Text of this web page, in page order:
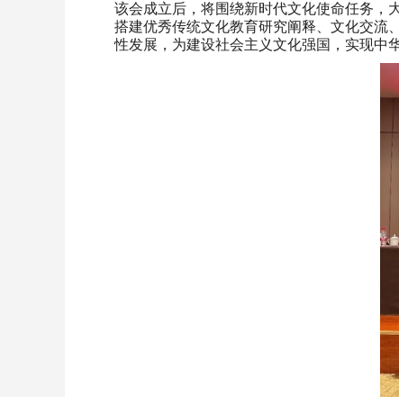
该会成立后，将围绕新时代文化使命任务，
搭建优秀传统文化教育研究阐释、文化交流
性发展，为建设社会主义文化强国，实现中